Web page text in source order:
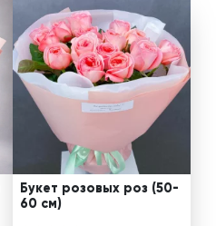
Букет розовых роз (50-
60 см)